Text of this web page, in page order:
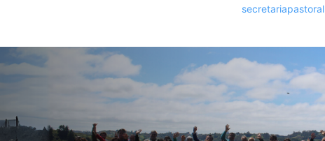
secretariapastoral